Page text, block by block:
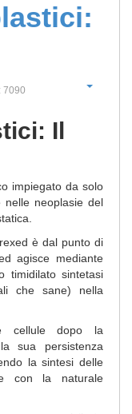
7090
Il
impiegato da solo
nelle neoplasie del
è dal punto di
agisce mediante
timidilato sintetasi
che sane) nella
cellule dopo la
sua persistenza
la sintesi delle
con la naturale